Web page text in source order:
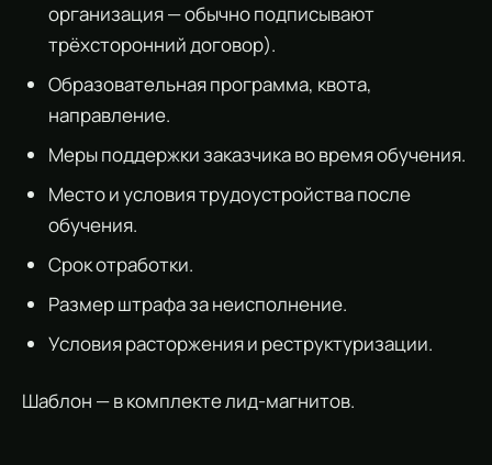
организация — обычно подписывают
трёхсторонний договор).
Образовательная программа, квота,
направление.
Меры поддержки заказчика во время обучения.
Место и условия трудоустройства после
обучения.
Срок отработки.
Размер штрафа за неисполнение.
Условия расторжения и реструктуризации.
Шаблон — в комплекте лид-магнитов.